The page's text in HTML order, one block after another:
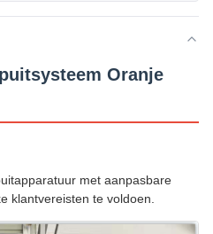
Oranje
met aanpasbare
klantvereisten te voldoen.